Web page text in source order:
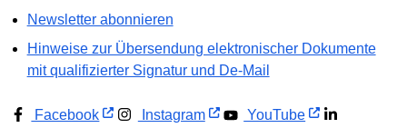
Newsletter abonnieren
Hinweise zur Übersendung elektronischer Dokumente
mit qualifizierter Signatur und De-Mail
Facebook Instagram
YouTube